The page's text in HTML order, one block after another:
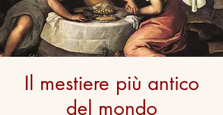
Il mestiere più antico
del mondo